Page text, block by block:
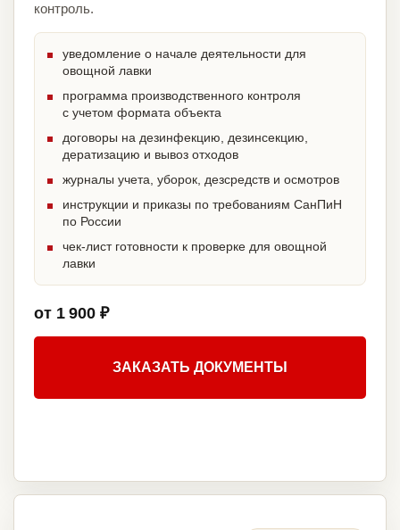
контроль.
уведомление о начале деятельности для
овощной лавки
программа производственного контроля
с учетом формата объекта
договоры на дезинфекцию, дезинсекцию,
дератизацию и вывоз отходов
журналы учета, уборок, дезсредств и осмотров
инструкции и приказы по требованиям СанПиН
по России
чек-лист готовности к проверке для овощной
лавки
от 1 900 ₽
ЗАКАЗАТЬ ДОКУМЕНТЫ